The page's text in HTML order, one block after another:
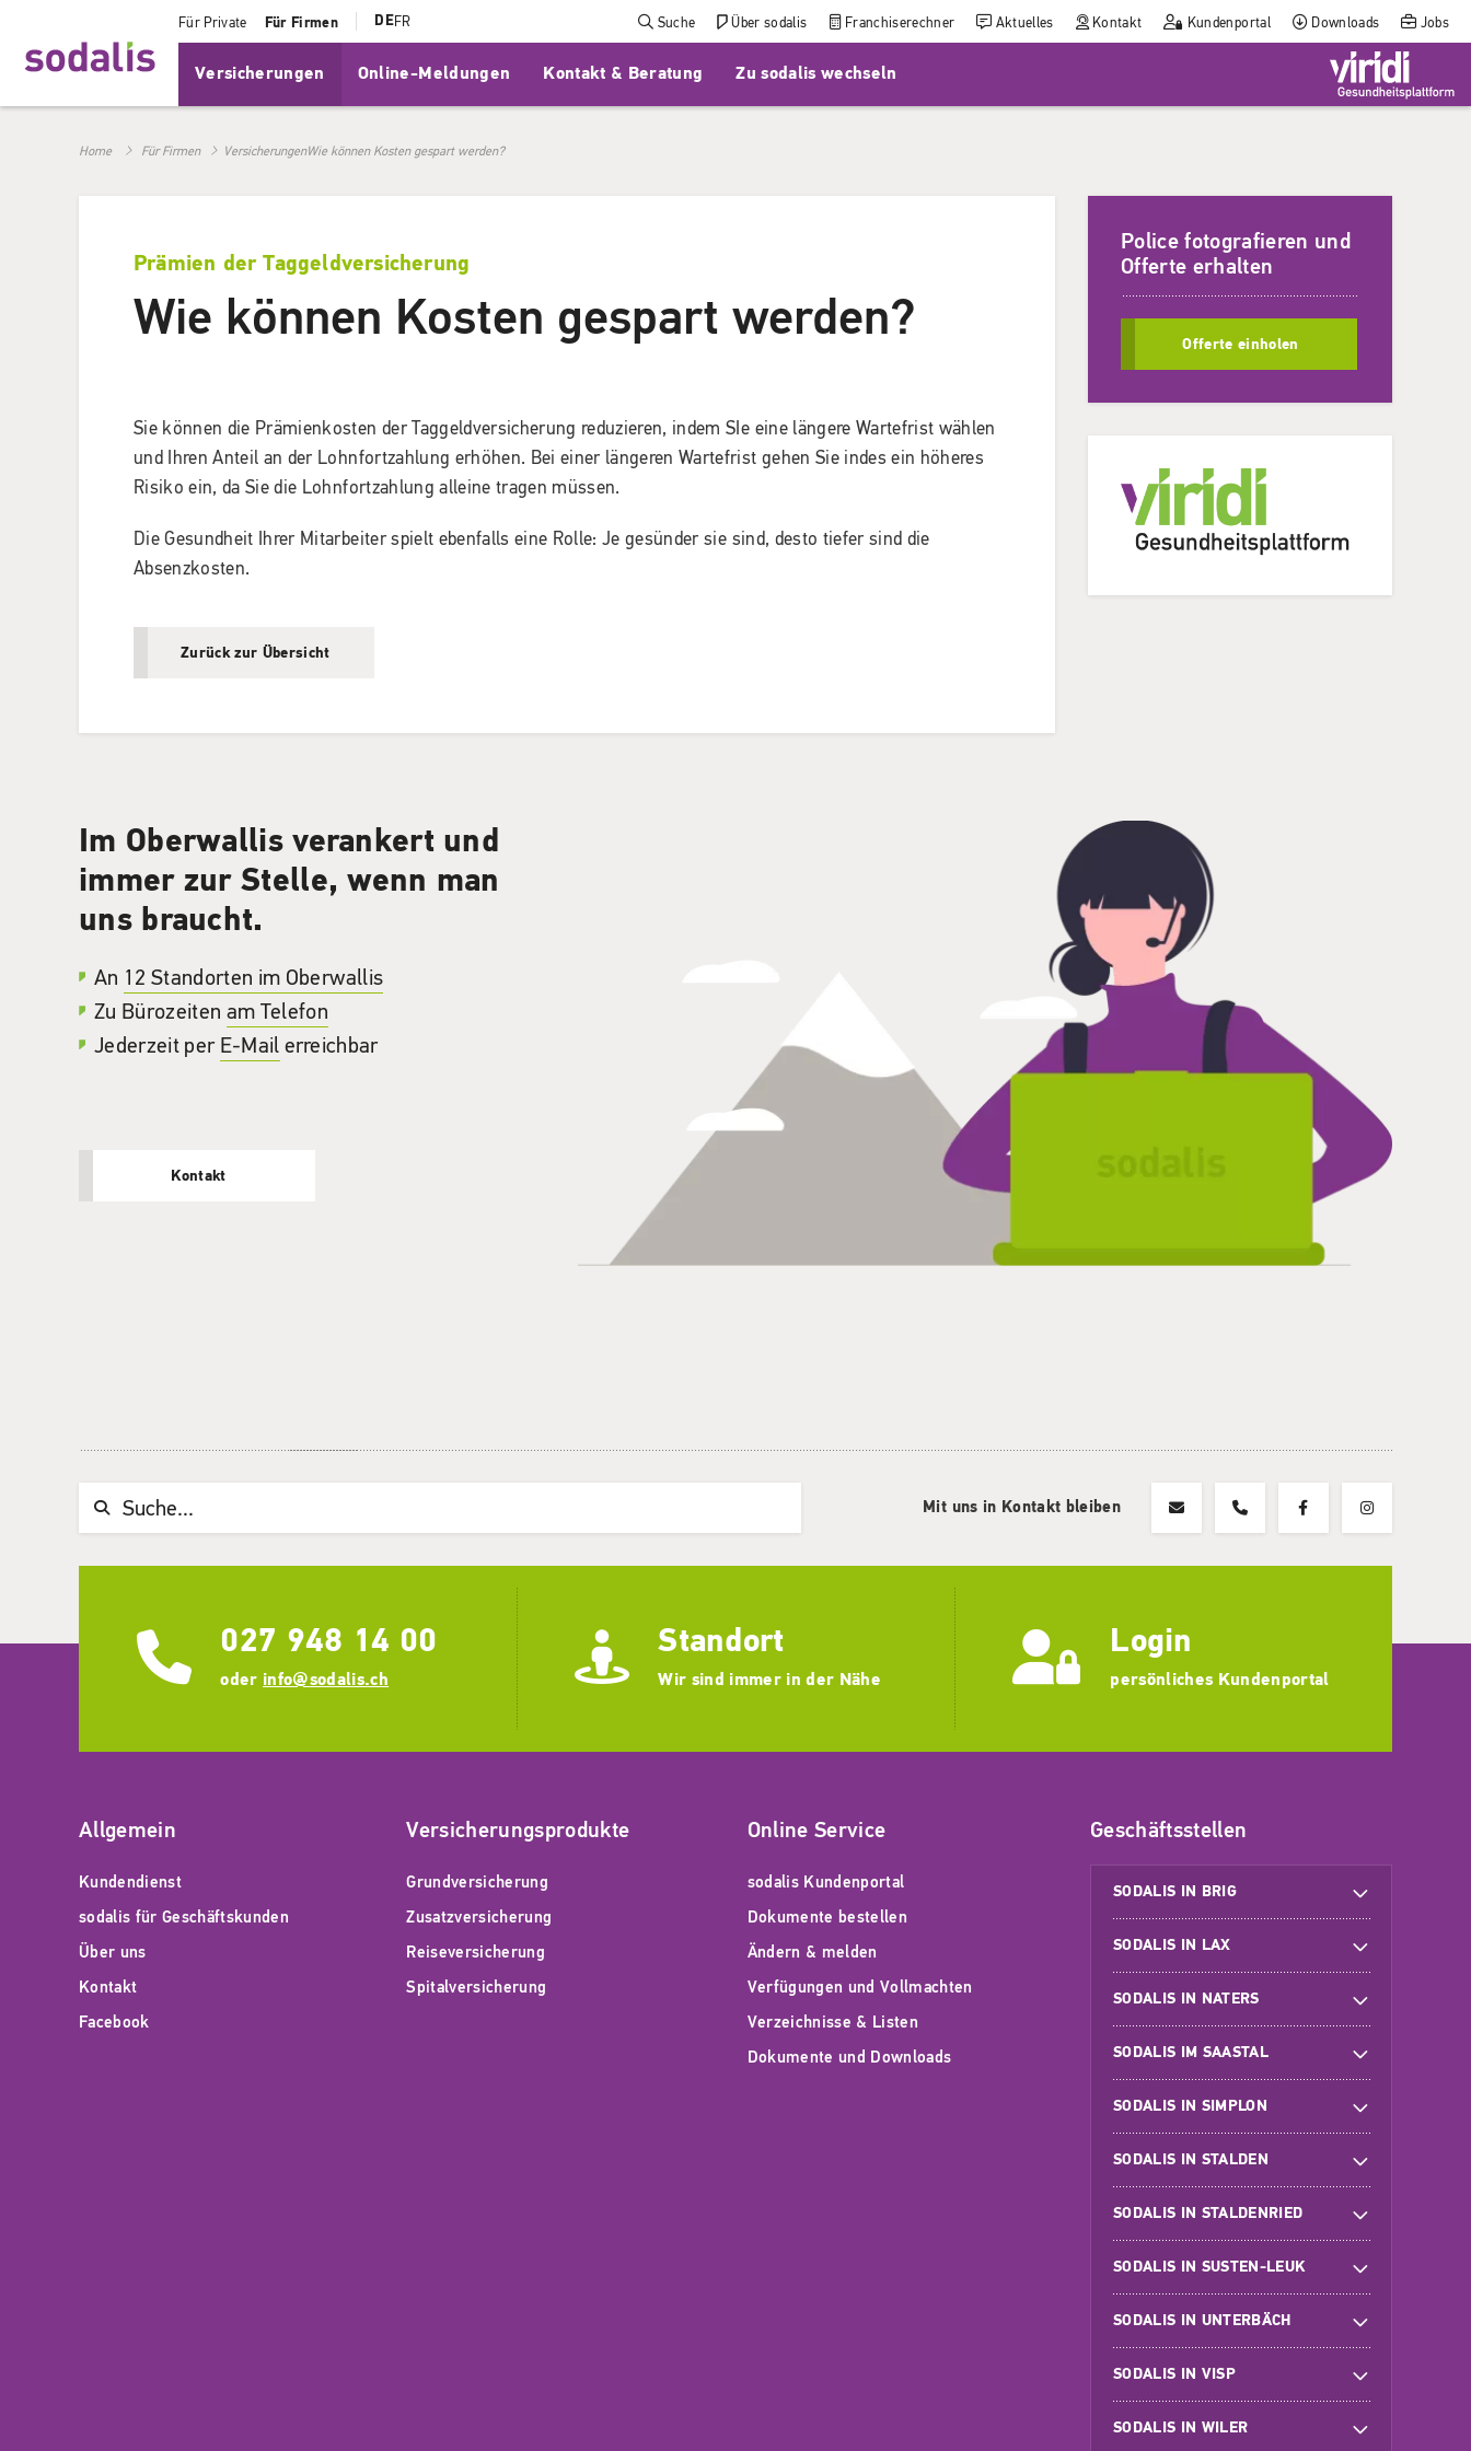
Für Private Für Firmen DEFR Suche Über sodalis Franchiserechner Aktuelles Kontakt Kundenportal Downloads Jobs
Versicherungen Online-Meldungen Kontakt & Beratung Zu sodalis wechseln
Home Für Firmen VersicherungenWie können Kosten gespart werden?
Prämien der Taggeldversicherung
Wie können Kosten gespart werden?
Sie können die Prämienkosten der Taggeldversicherung reduzieren, indem SIe eine längere Wartefrist wählen
und Ihren Anteil an der Lohnfortzahlung erhöhen. Bei einer längeren Wartefrist gehen Sie indes ein höheres
Risiko ein, da Sie die Lohnfortzahlung alleine tragen müssen.
Die Gesundheit Ihrer Mitarbeiter spielt ebenfalls eine Rolle: Je gesünder sie sind, desto tiefer sind die
Absenzkosten.
Zurück zur Übersicht
Police fotografieren und
Offerte erhalten
Offerte einholen
Im Oberwallis verankert und
immer zur Stelle, wenn man
uns braucht.
An 12 Standorten im Oberwallis
Zu Bürozeiten am Telefon
Jederzeit per E-Mail erreichbar
Kontakt
Suchwort Mit uns in Kontakt bleiben
027 948 14 00
oder info@sodalis.ch
Standort
Wir sind immer in der Nähe
Login
persönliches Kundenportal
Allgemein
Kundendienst
sodalis für Geschäftskunden
Über uns
Kontakt
Facebook
Versicherungsprodukte
Grundversicherung
Zusatzversicherung
Reiseversicherung
Spitalversicherung
Online Service
sodalis Kundenportal
Dokumente bestellen
Ändern & melden
Verfügungen und Vollmachten
Verzeichnisse & Listen
Dokumente und Downloads
Geschäftsstellen
SODALIS IN BRIG
SODALIS IN LAX
SODALIS IN NATERS
SODALIS IM SAASTAL
SODALIS IN SIMPLON
SODALIS IN STALDEN
SODALIS IN STALDENRIED
SODALIS IN SUSTEN-LEUK
SODALIS IN UNTERBÄCH
SODALIS IN VISP
SODALIS IN WILER